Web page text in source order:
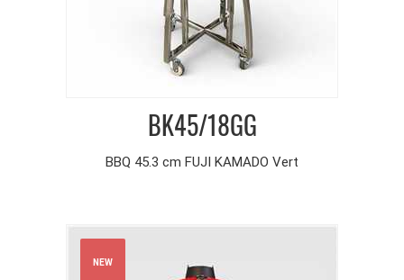
BK45/18GG
BBQ 45.3 cm FUJI KAMADO Vert
NEW